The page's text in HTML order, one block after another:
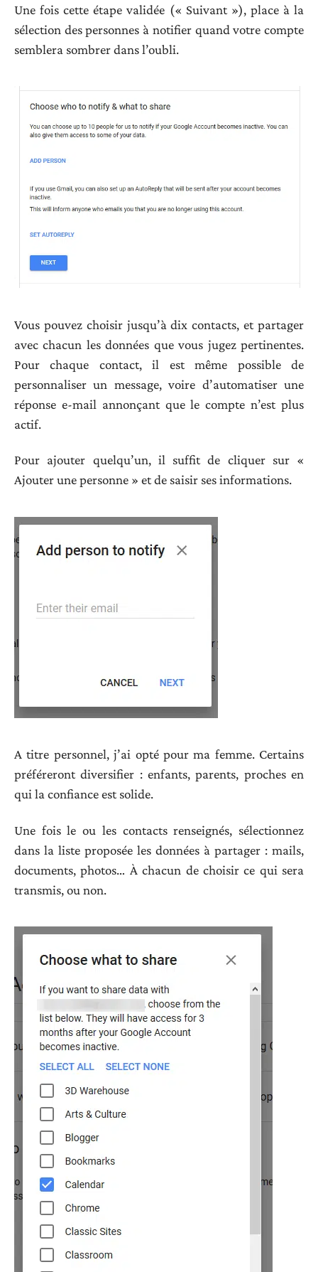
Une fois cette étape validée (« Suivant »), place à la
sélection des personnes à notifier quand votre compte
semblera sombrer dans l’oubli.
Vous pouvez choisir jusqu’à dix contacts, et partager
avec chacun les données que vous jugez pertinentes.
Pour chaque contact, il est même possible de
personnaliser un message, voire d’automatiser une
réponse e-mail annonçant que le compte n’est plus
actif.
Pour ajouter quelqu’un, il suffit de cliquer sur «
Ajouter une personne » et de saisir ses informations.
A titre personnel, j’ai opté pour ma femme. Certains
préféreront diversifier : enfants, parents, proches en
qui la confiance est solide.
Une fois le ou les contacts renseignés, sélectionnez
dans la liste proposée les données à partager : mails,
documents, photos… À chacun de choisir ce qui sera
transmis, ou non.